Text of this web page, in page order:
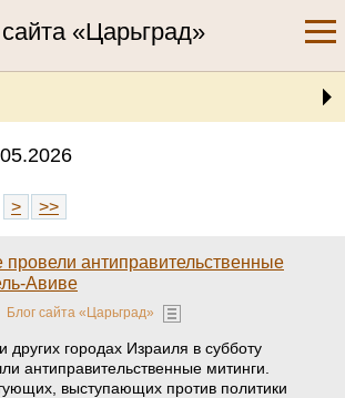
«Царьград»
> >>
провели антиправительственные
Авиве
Блог сайта «Царьград»
других городах Израиля в субботу
антиправительственные митинги.
выступающих против политики